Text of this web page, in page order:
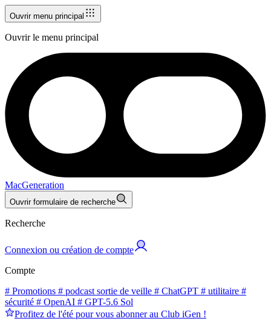
Ouvrir menu principal
Ouvrir le menu principal
MacGeneration
Ouvrir formulaire de recherche
Recherche
Connexion ou création de compte
Compte
# Promotions # podcast sortie de veille # ChatGPT # utilitaire #
sécurité # OpenAI # GPT-5.6 Sol
Profitez de l'été pour vous abonner au Club iGen !